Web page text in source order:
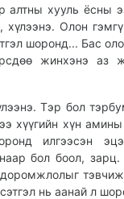
алтны хууль ёсны
Олон
шоронд... Бас
жинхэнэ аз
Тэр бол
хүүгийн хүн
илгээсэн
бол боол,
нь аанай л